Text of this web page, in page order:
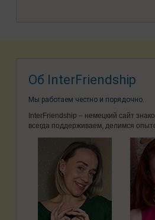
Об InterFriendship
Мы работаем честно и порядочно.
InterFriendship – немецкий сайт
всегда поддерживаем, делимся